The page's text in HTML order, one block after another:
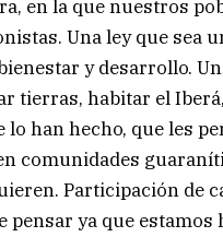
en la que nuestros
Una ley que sea
y desarrollo.
tierras, habitar el
lo han hecho, que les
comunidades
Participación de
pensar ya que estamos